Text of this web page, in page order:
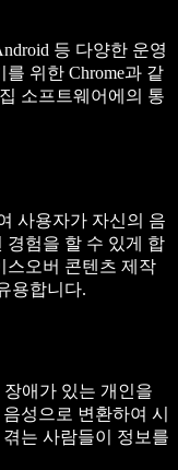
등 다양한 운영
위한 Chrome과 같
소프트웨어에의 통
사용자가 자신의 음
경험을 할 수 있게 합
스오버 콘텐츠 제작
용합니다.
애가 있는 개인을
성으로 변환하여 시
는 사람들이 정보를